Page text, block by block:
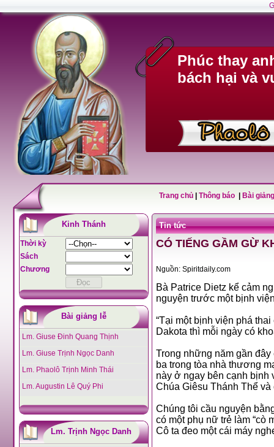
Phúc thay
bách hại và
Trang chủ Thông báo Bài
Kinh Thánh
Thời kỳ
Sách
Chương
Bài giảng lễ
Lm. Giuse Đinh Quang Thịnh
Lm. Giuse Trịnh Ngọc Danh
Lm. Phaolô Trịnh Minh Thái
Lm. Augustin Lê Quý Phi
Lm. Trịnh Ngọc Danh
Tin tức
CÓ TIẾNG GẦM GỪ
Nguồn: Spiritdaily.com
Bà Patrice Dietz kể cảm
nguyện trước một bịnh
“Tại một bịnh viện phá
Dakota thì mỗi ngày có
Trong những năm gần
ba trong tòa nhà thương
này ở ngay bên cạnh bịnh
Chúa Giêsu Thánh Thể
Chúng tôi cầu nguyện
có một phụ nữ trẻ làm “cò
Cô ta đeo một cái máy